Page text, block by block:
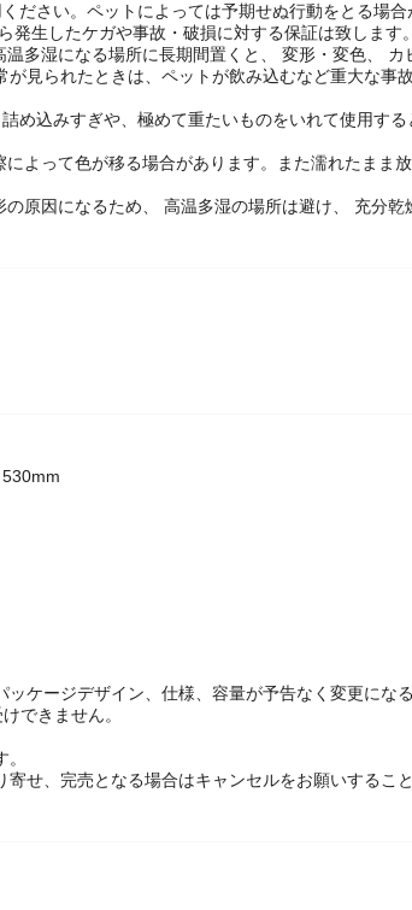
ださい。ペットによっては予期せぬ行動をとる場
発生したケガや事故・破損に対する保証は致します
多湿になる場所に長期間置くと、 変形・変色、
が見られたときは、ペットが飲み込むなど重大な事
め込みすぎや、極めて重たいものをいれて使用す
よって色が移る場合があります。また濡れたまま
原因になるため、 高温多湿の場所は避け、 充分
ッケージデザイン、仕様、容量が予告なく変更にな
できません。
寄せ、完売となる場合はキャンセルをお願いするこ